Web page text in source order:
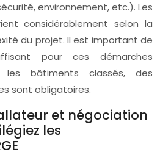
environnement, etc.). Les
considérablement selon la
du projet. Il est important de
pour ces démarches
les bâtiments classés, des
sont obligatoires.
et négociation
les